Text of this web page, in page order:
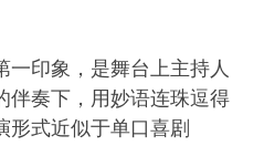
印象，是舞台上主持人
伴奏下，用妙语连珠逗得
形式近似于单口喜剧